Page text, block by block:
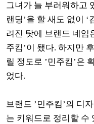
그녀가 늘 부러워하고
랜딩’을 할 새도 없이
려진 탓에 브랜드 네임
주킴’이 됐다. 하지만
릴 정도로 ’민주킴’은
었다.
브랜드 ’민주킴’의 디
는 키워드로 정리할 수